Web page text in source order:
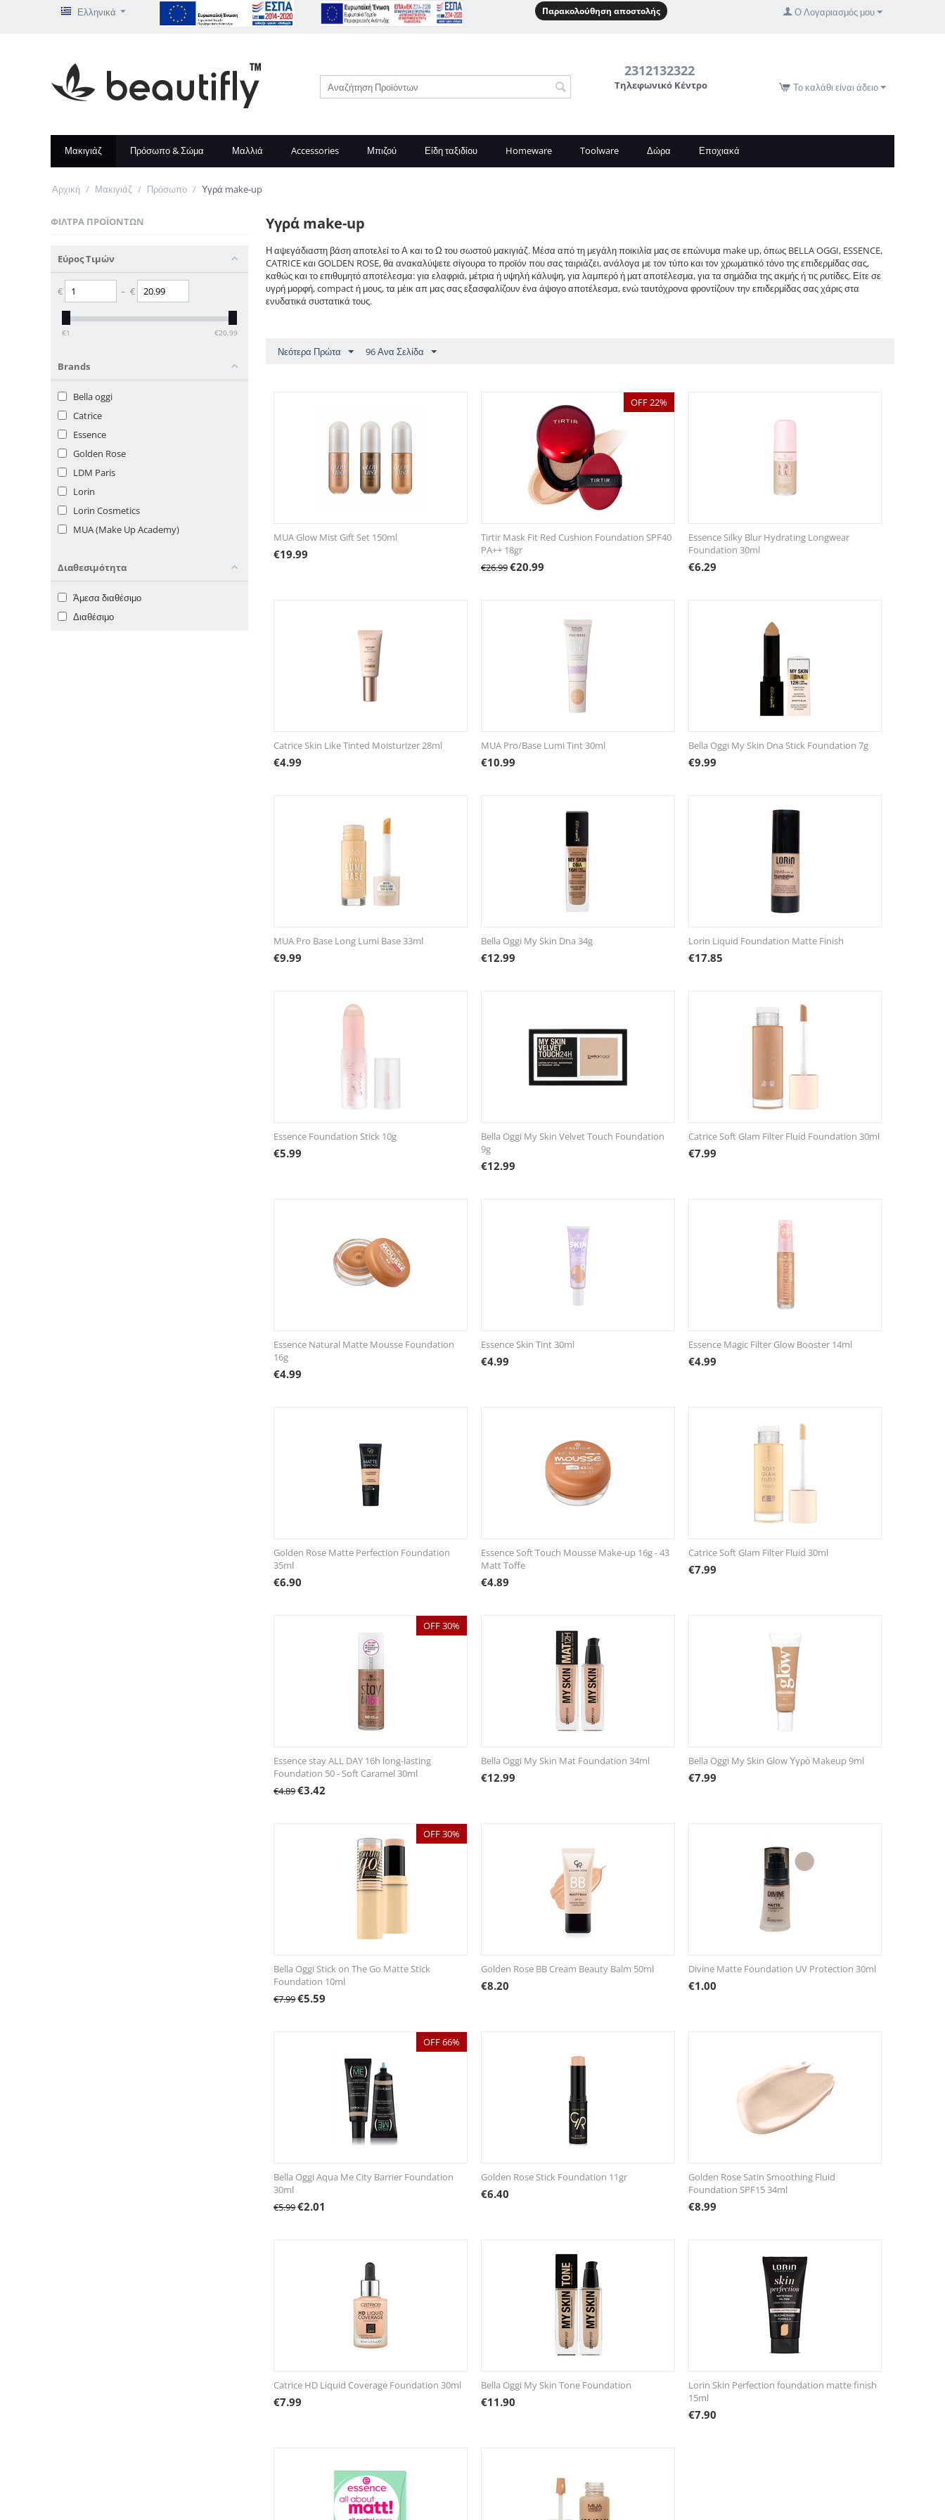
Ελληνικά Παρακολούθηση αποστολής Ο Λογαριασμός μου
2312132322
Τηλεφωνικό Κέντρο Το καλάθι είναι άδειο
Μακιγιάζ Πρόσωπο & Σώμα Μαλλιά Accessories Μπιζού Είδη ταξιδίου Homeware Toolware Δώρα Εποχιακά
Αρχική / Μακιγιάζ / Πρόσωπο / Υγρά make-up
ΦΊΛΤΡΑ ΠΡΟΪΌΝΤΩΝ
Εύρος Τιμών
€ – €
€1 €20.99
Brands
Bella oggi
Catrice
Essence
Golden Rose
LDM Paris
Lorin
Lorin Cosmetics
MUA (Make Up Academy)
Διαθεσιμότητα
Άμεσα διαθέσιμο
Διαθέσιμο
Υγρά make-up
Η αψεγάδιαστη βάση αποτελεί το Α και το Ω του σωστού μακιγιάζ. Μέσα από τη μεγάλη ποικιλία μας σε επώνυμα make up, όπως BELLA OGGI, ESSENCE,
CATRICE και GOLDEN ROSE, θα ανακαλύψετε σίγουρα το προϊόν που σας ταιριάζει, ανάλογα με τον τύπο και τον χρωματικό τόνο της επιδερμίδας σας,
καθώς και το επιθυμητό αποτέλεσμα: για ελαφριά, μέτρια ή υψηλή κάλυψη, για λαμπερό ή ματ αποτέλεσμα, για τα σημάδια της ακμής ή τις ρυτίδες. Είτε σε
υγρή μορφή, compact ή μους, τα μέικ απ μας σας εξασφαλίζουν ένα άψογο αποτέλεσμα, ενώ ταυτόχρονα φροντίζουν την επιδερμίδας σας χάρις στα
ενυδατικά συστατικά τους.
Νεότερα Πρώτα 96 Ανα Σελίδα
MUA Glow Mist Gift Set 150ml
€19.99
OFF 22%
Tirtir Mask Fit Red Cushion Foundation SPF40
PA++ 18gr
€26.99€20.99
Essence Silky Blur Hydrating Longwear
Foundation 30ml
€6.29
Catrice Skin Like Tinted Moisturizer 28ml
€4.99
MUA Pro/Base Lumi Tint 30ml
€10.99
Bella Oggi My Skin Dna Stick Foundation 7g
€9.99
MUA Pro Base Long Lumi Base 33ml
€9.99
Bella Oggi My Skin Dna 34g
€12.99
Lorin Liquid Foundation Matte Finish
€17.85
Essence Foundation Stick 10g
€5.99
Bella Oggi My Skin Velvet Touch Foundation
9g
€12.99
Catrice Soft Glam Filter Fluid Foundation 30ml
€7.99
Essence Natural Matte Mousse Foundation
16g
€4.99
Essence Skin Tint 30ml
€4.99
Essence Magic Filter Glow Booster 14ml
€4.99
Golden Rose Matte Perfection Foundation
35ml
€6.90
Essence Soft Touch Mousse Make-up 16g - 43
Matt Toffe
€4.89
Catrice Soft Glam Filter Fluid 30ml
€7.99
OFF 30%
Essence stay ALL DAY 16h long-lasting
Foundation 50 - Soft Caramel 30ml
€4.89€3.42
Bella Oggi My Skin Mat Foundation 34ml
€12.99
Bella Oggi My Skin Glow Υγρό Makeup 9ml
€7.99
OFF 30%
Bella Oggi Stick on The Go Matte Stick
Foundation 10ml
€7.99€5.59
Golden Rose BB Cream Beauty Balm 50ml
€8.20
Divine Matte Foundation UV Protection 30ml
€1.00
OFF 66%
Bella Oggi Aqua Me City Barrier Foundation
30ml
€5.99€2.01
Golden Rose Stick Foundation 11gr
€6.40
Golden Rose Satin Smoothing Fluid
Foundation SPF15 34ml
€8.99
Catrice HD Liquid Coverage Foundation 30ml
€7.99
Bella Oggi My Skin Tone Foundation
€11.90
Lorin Skin Perfection foundation matte finish
15ml
€7.90